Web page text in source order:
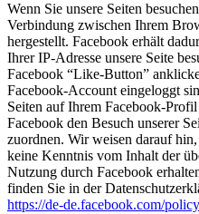
Wenn Sie unsere Seiten
Verbindung zwischen Ihrem
hergestellt. Facebook erhält
Ihrer IP-Adresse unsere Seite
Facebook “Like-Button”
Facebook-Account eingeloggt
Seiten auf Ihrem Facebook-
Facebook den Besuch unserer
zuordnen. Wir weisen darauf
keine Kenntnis vom Inhalt der
Nutzung durch Facebook
finden Sie in der
https://de-de.facebook.com/